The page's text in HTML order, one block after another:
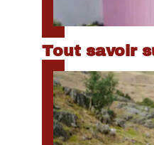
Tout savoir